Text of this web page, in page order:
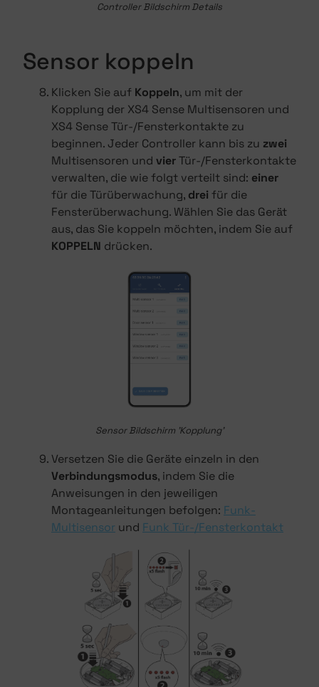
Controller Bildschirm Details
Sensor koppeln
Klicken Sie auf Koppeln, um mit der
Kopplung der XS4 Sense Multisensoren und
XS4 Sense Tür-/Fensterkontakte zu
beginnen. Jeder Controller kann bis zu zwei
Multisensoren und vierTür-/Fensterkontakte
verwalten, die wie folgt verteilt sind: einer
für die Türüberwachung, drei für die
Fensterüberwachung. Wählen Sie das Gerät
aus, das Sie koppeln möchten, indem Sie auf
KOPPELN drücken.
Sensor Bildschirm 'Kopplung'
Versetzen Sie die Geräte einzeln in den
Verbindungsmodus, indem Sie die
Anweisungen in den jeweiligen
Montageanleitungen befolgen: Funk-
Multisensor und Funk Tür-/Fensterkontakt